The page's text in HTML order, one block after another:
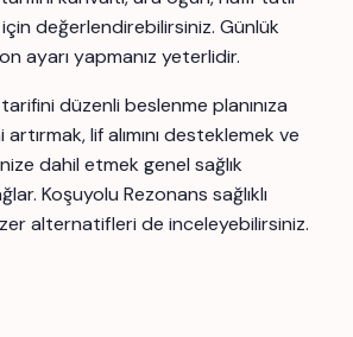
değerlendirebilirsiniz. Günlük
ayarı yapmanız yeterlidir.
düzenli beslenme planınıza
lif alımını desteklemek ve
dahil etmek genel sağlık
Koşuyolu Rezonans sağlıklı
alternatifleri de inceleyebilirsiniz.